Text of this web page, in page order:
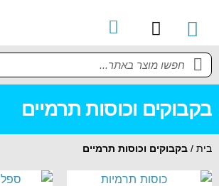
בקבוקים וכוסות תרמיים
בית / בקבוקים וכוסות תרמיים